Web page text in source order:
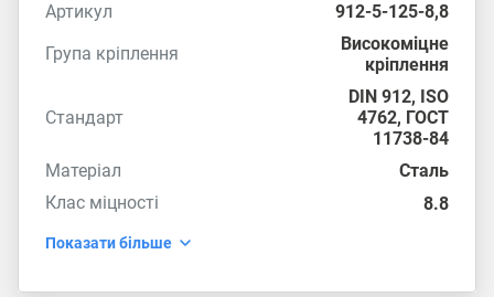
Артикул
912-5-125-8,8
Група кріплення
Високоміцне
кріплення
Стандарт
DIN 912, ISO
4762, ГОСТ
11738-84
Матеріал
Сталь
Клас міцності
8.8
Показати більше